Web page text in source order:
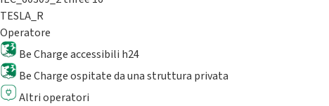
TESLA_R
Operatore
Be Charge accessibili h24
Be Charge ospitate da una struttura privata
Altri operatori